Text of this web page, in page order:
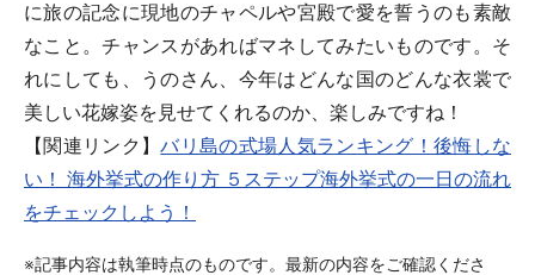
に旅の記念に現地のチャペルや宮殿で愛を誓うのも素敵
なこと。チャンスがあればマネしてみたいものです。そ
れにしても、うのさん、今年はどんな国のどんな衣裳で
美しい花嫁姿を見せてくれるのか、楽しみですね！
【関連リンク】バリ島の式場人気ランキング！後悔しな
い！ 海外挙式の作り方 ５ステップ海外挙式の一日の流れ
をチェックしよう！
※記事内容は執筆時点のものです。最新の内容をご確認くださ